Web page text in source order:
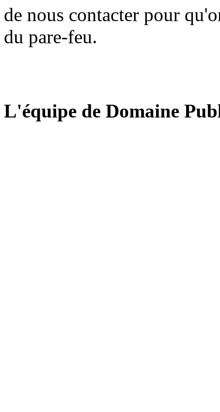
de nous contacter pour
du pare-feu.
L'équipe de Domaine